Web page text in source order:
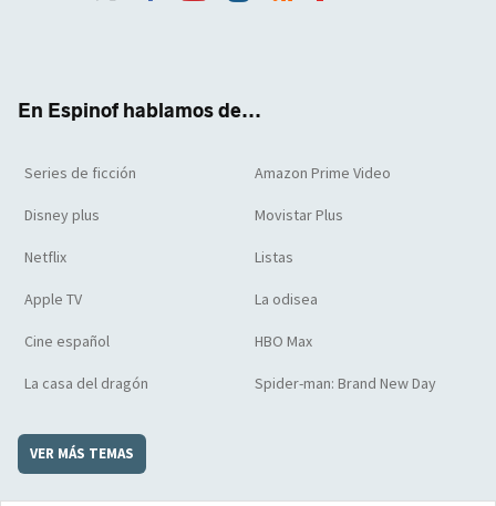
En Espinof hablamos de...
Series de ficción Amazon Prime Video
Disney plus Movistar Plus
Netflix Listas
Apple TV La odisea
Cine español HBO Max
La casa del dragón Spider-man: Brand New Day
VER MÁS TEMAS